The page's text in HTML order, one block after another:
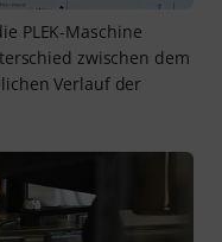
PLEK-Maschine
zwischen dem
Verlauf der